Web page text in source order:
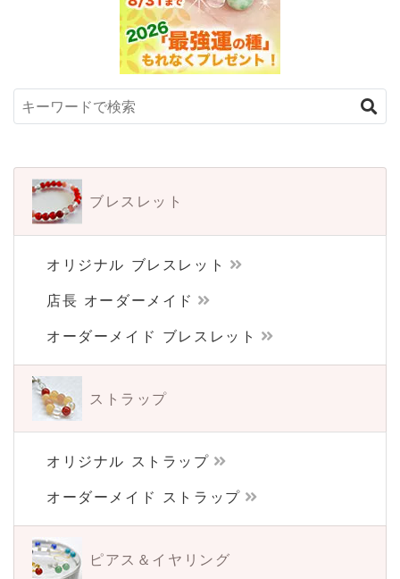
ブレスレット
オリジナル ブレスレット
店長 オーダーメイド
オーダーメイド ブレスレット
ストラップ
オリジナル ストラップ
オーダーメイド ストラップ
ピアス＆イヤリング